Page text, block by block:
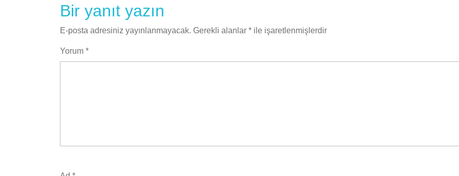
Bir yanıt yazın
E-posta adresiniz yayınlanmayacak. Gerekli alanlar * ile işaretlenmişlerdir
Yorum *